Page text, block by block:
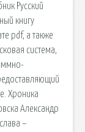
Русский
книгу
pdf, а также
сиcтема,
Хроника
Александр
–